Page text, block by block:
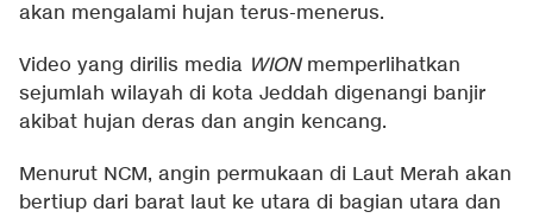
akan mengalami hujan terus-menerus.
Video yang dirilis media WIONmemperlihatkan
sejumlah wilayah di kota Jeddah digenangi banjir
akibat hujan deras dan angin kencang.
Menurut NCM, angin permukaan di Laut Merah akan
bertiup dari barat laut ke utara di bagian utara dan